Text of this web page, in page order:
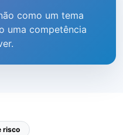
como um tema
uma competência
risco